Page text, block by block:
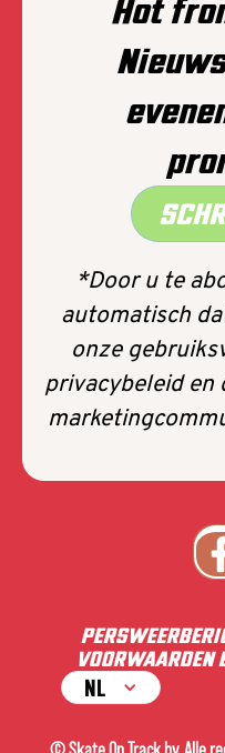
Hot
*Door u te
automatisch
onze
privacybeleid en
PERS
VOORWAARDEN
NL